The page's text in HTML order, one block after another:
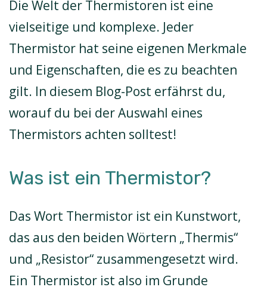
Die Welt der Thermistoren ist eine
vielseitige und komplexe. Jeder
Thermistor hat seine eigenen Merkmale
und Eigenschaften, die es zu beachten
gilt. In diesem Blog-Post erfährst du,
worauf du bei der Auswahl eines
Thermistors achten solltest!
Was ist ein Thermistor?
Das Wort Thermistor ist ein Kunstwort,
das aus den beiden Wörtern „Thermis“
und „Resistor“ zusammengesetzt wird.
Ein Thermistor ist also im Grunde